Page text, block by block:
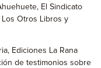
El Sindicato
Los Otros Libros y
Ediciones La Rana
de testimonios sobre